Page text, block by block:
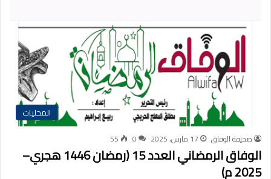
المحليات
صحيفة الوفاق 17 مارس، 2025 0
55
الوفاق الرمضاني العدد 15 (رمضان 1446 هجري–
2025 م)